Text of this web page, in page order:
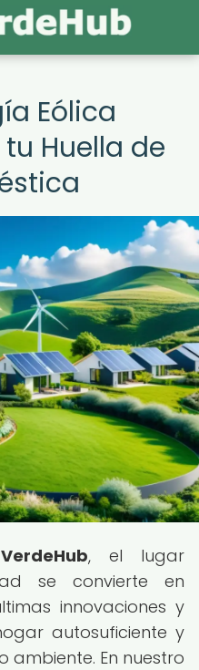
Eólica
Huella de
, el lugar
se convierte en
innovaciones y
autosuficiente y
ambiente. En nuestro